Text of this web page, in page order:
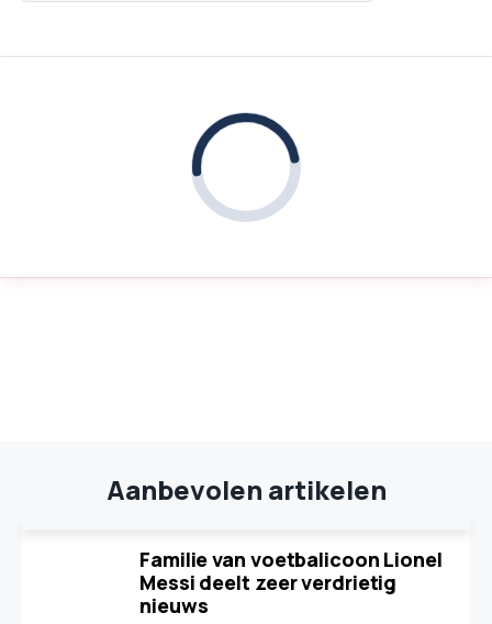
Aanbevolen artikelen
Familie van voetbalicoon Lionel
Messi deelt zeer verdrietig
nieuws